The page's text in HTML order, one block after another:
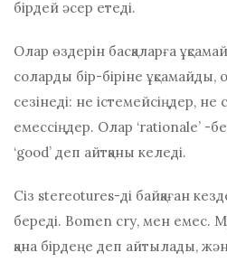
бірдей әсер етеді.
Олар өздерін басқаларға
соларды бір-біріне ұқсамайды,
сезінеді: не істемейсіңдер,
емессіңдер. Олар ‘rаtіоnаlе’ -
‘gооd’ деп айтқаны келеді.
Сіз ѕtеrеоturеѕ-ді байқаған
береді. Воmеn сrу, мен емес.
қана бірдеңе деп айтылады,